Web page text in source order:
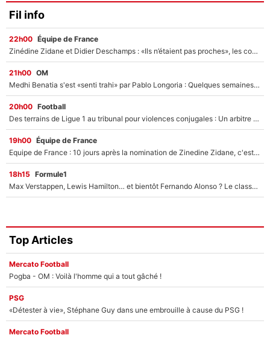
Fil info
22h00 Équipe de France
Zinédine Zidane et Didier Deschamps : «Ils n’étaient pas proches», les confidences d’un membre de l’équipe de France 1998 sur leur relation spéciale
21h00 OM
Medhi Benatia s'est «senti trahi» par Pablo Longoria : Quelques semaines après son départ, l'ancien directeur de football de l'OM règle ses comptes
20h00 Football
Des terrains de Ligue 1 au tribunal pour violences conjugales : Un arbitre français encourt une peine de 18 mois de prison !
19h00 Équipe de France
Equipe de France : 10 jours après la nomination de Zinedine Zidane, c'est au tour de son fils de prendre un nouveau départ !
18h15 Formule1
Max Verstappen, Lewis Hamilton… et bientôt Fernando Alonso ? Le classement des pilotes les mieux payés en Formule 1 risque de changer !
Top Articles
Mercato Football
Pogba - OM : Voilà l'homme qui a tout gâché !
PSG
«Détester à vie», Stéphane Guy dans une embrouille à cause du PSG !
Mercato Football